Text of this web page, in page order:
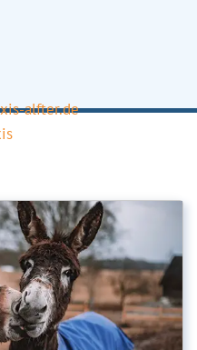
alfter.de